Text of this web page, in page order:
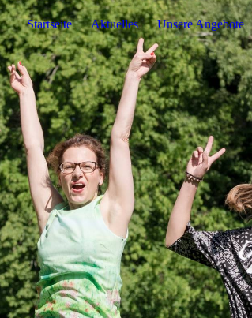
Startseite Aktuelles Unsere Angebote